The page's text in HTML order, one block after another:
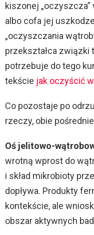
kiszonej
albo cofa jej
„oczyszczania
przekształca związki
potrzebuje do tego
tekście jak oczyścić
Co pozostaje po
rzeczy, obie
Oś jelitowo-
wrotną wprost do
i skład mikrobioty
dopływa. Produkty
kontekście, ale
obszar aktywnych